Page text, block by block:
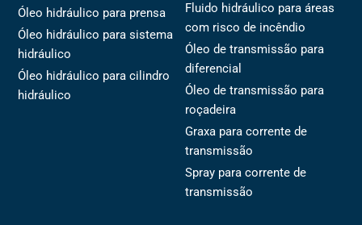
Óleo hidráulico para prensa
Óleo hidráulico para sistema
hidráulico
Óleo hidráulico para cilindro
hidráulico
Fluido hidráulico para áreas
com risco de incêndio
Óleo de transmissão para
diferencial
Óleo de transmissão para
roçadeira
Graxa para corrente de
transmissão
Spray para corrente de
transmissão